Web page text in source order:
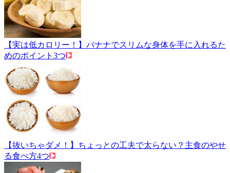
【実は低カロリー！】バナナでスリムな身体を手に入れるた
めのポイント3つ
【抜いちゃダメ！】ちょっとの工夫で太らない？主食のやせ
る食べ方4つ